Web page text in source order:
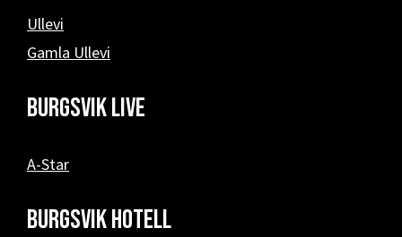
Ullevi
Gamla Ullevi
Burgsvik Live
A-Star
Burgsvik hotell